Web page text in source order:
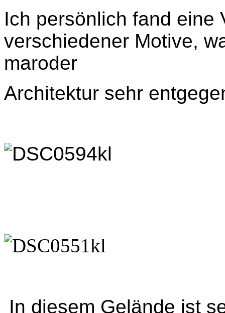
Ich persönlich fand eine
verschiedener Motive,
maroder
Architektur sehr
In diesem Gelände ist